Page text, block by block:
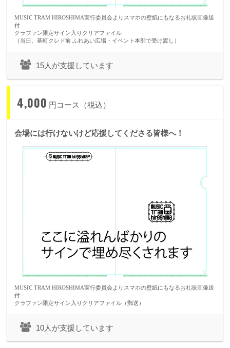
『MUSIC TRAM HIROSHIMA』
開催日 : 2026/8/30(日)
開催場所 :
・ALMIGHTY（銀山町）有料
・路面電車内 (広電本社前スタート) 有料
『ご支援いただいた資金の内訳』
出演してくれるアーティストへの出演料
遠方からのアーティストへの交通費・宿泊費
リターン品制作費用
MUSIC TRAM HIROSHIMA実行委員会よりスマホの壁紙にもなるお礼状画像送
付
クラファン限定サイン入りクリアファイル
（当日、基町クレド前 ふれあい広場・イベント本部で受け渡し）
15人が支援しています
4,000 円コース（税込）
会場には行けないけど応援してくださる皆様へ！
MUSIC TRAM HIROSHIMA実行委員会よりスマホの壁紙にもなるお礼状画像送
付
クラファン限定サイン入りクリアファイル（郵送）
10人が支援しています